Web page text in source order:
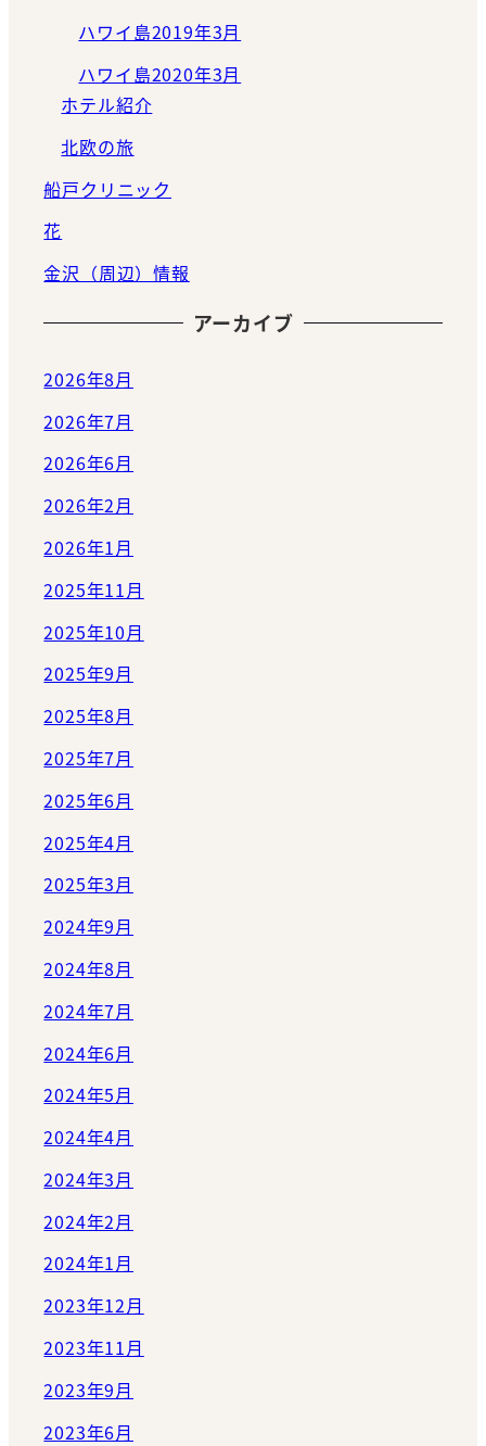
ハワイ島2019年3月
ハワイ島2020年3月
ホテル紹介
北欧の旅
船戸クリニック
花
金沢（周辺）情報
アーカイブ
2026年8月
2026年7月
2026年6月
2026年2月
2026年1月
2025年11月
2025年10月
2025年9月
2025年8月
2025年7月
2025年6月
2025年4月
2025年3月
2024年9月
2024年8月
2024年7月
2024年6月
2024年5月
2024年4月
2024年3月
2024年2月
2024年1月
2023年12月
2023年11月
2023年9月
2023年6月